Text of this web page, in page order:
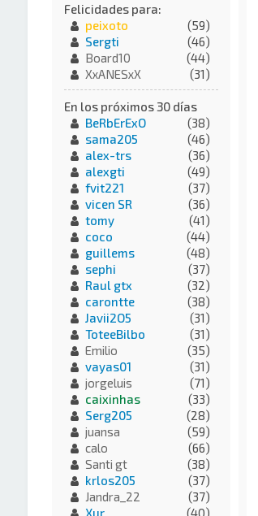
Felicidades para:
peixoto
(59)
Sergti
(46)
Board10
(44)
XxANESxX
(31)
En los próximos 30 días
BeRbErExO
(38)
sama205
(46)
alex-trs
(36)
alexgti
(49)
fvit221
(37)
vicen SR
(36)
tomy
(41)
coco
(44)
guillems
(48)
sephi
(37)
Raul gtx
(32)
carontte
(38)
Javii2O5
(31)
ToteeBilbo
(31)
Emilio
(35)
vayas01
(31)
jorgeluis
(71)
caixinhas
(33)
Serg205
(28)
juansa
(59)
calo
(66)
Santi gt
(38)
krlos205
(37)
Jandra_22
(37)
Xur
(40)